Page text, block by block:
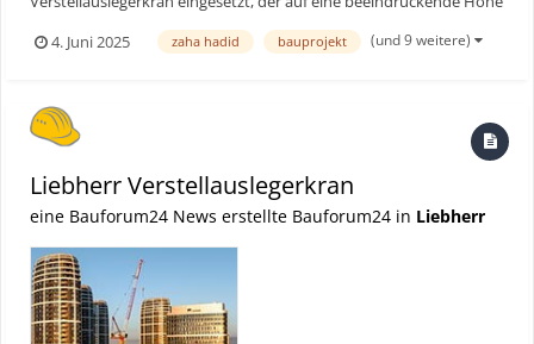
von 145 Metern klettert. Insgesamt drei Liebherr-Krane spielen
eine Schlüsselrolle beim Bau des Skypark Towers in Bratislava, dem
4. Juni 2025 zaha hadid bauprojekt (und 9 weitere)
Liebherr Verstellauslegerkran
eine Bauforum24 News erstellte Bauforum24 in Liebherr